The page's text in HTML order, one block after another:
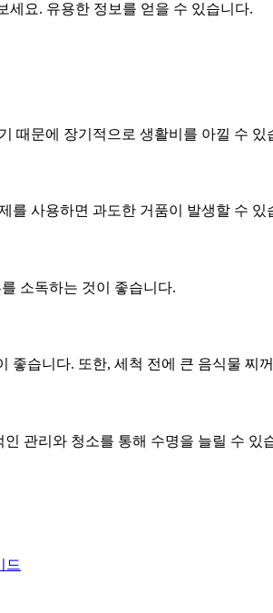
세요. 유용한 정보를 얻을 수 있습니다.
때문에 장기적으로 생활비를 아낄 수 있
를 사용하면 과도한 거품이 발생할 수 있
소독하는 것이 좋습니다.
좋습니다. 또한, 세척 전에 큰 음식물 찌
관리와 청소를 통해 수명을 늘릴 수 있
드